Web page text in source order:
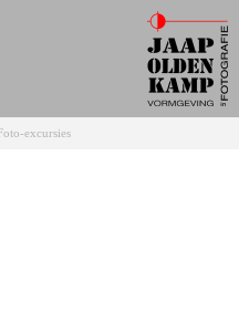
excursies